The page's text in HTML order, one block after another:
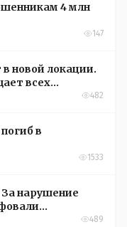
4 млн
147
новой локации.
всех
482
в
1533
нарушение
489